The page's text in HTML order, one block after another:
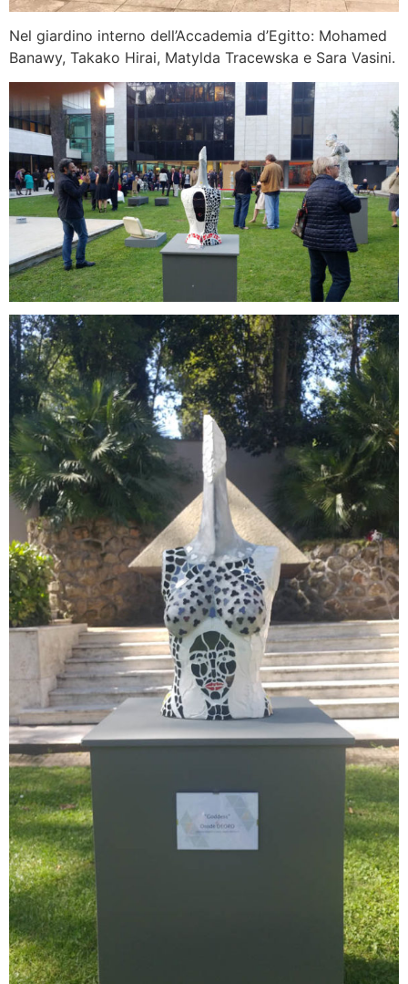
Nel giardino interno dell’Accademia d’Egitto: Mohamed
Banawy, Takako Hirai, Matylda Tracewska e Sara Vasini.